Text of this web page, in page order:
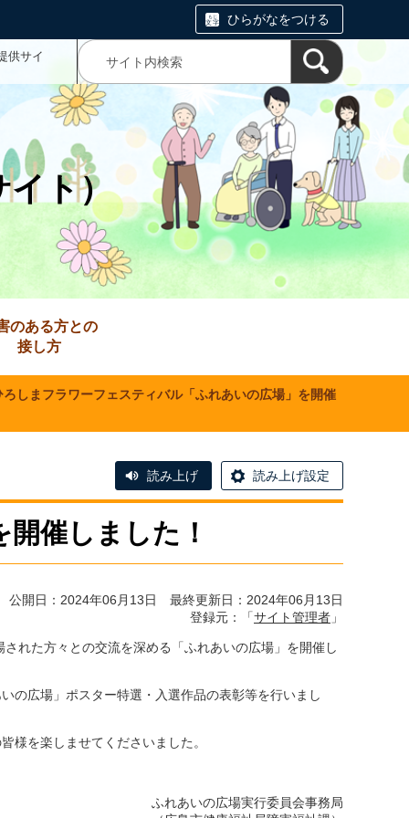
ひらがなをつける
供サイ
イト）
のある方との
接し方
しまフラワーフェスティバル「ふれあいの広場」を開催
読み上げ 読み上げ設定
催しました！
公開日：2024年06月13日 最終更新日：2024年06月13日
登録元：「サイト管理者 」
れた方々との交流を深める「ふれあいの広場」を開催し
の広場」ポスター特選・入選作品の表彰等を行いまし
様を楽しませてくださいました。
ふれあいの広場実行委員会事務局